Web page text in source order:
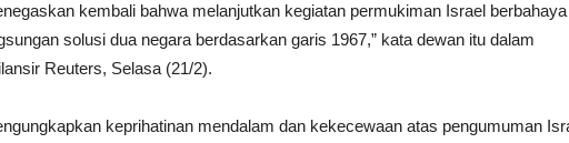
kembali bahwa melanjutkan kegiatan permukiman Israel berbahaya
solusi dua negara berdasarkan garis 1967,” kata dewan itu dalam
Reuters, Selasa (21/2).
keprihatinan mendalam dan kekecewaan atas pengumuman